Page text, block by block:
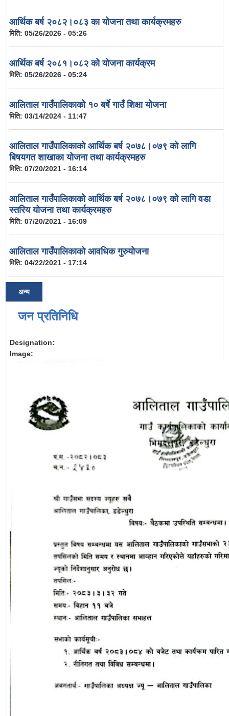
आर्थिक बर्ष २०८२।०८३ का योजना तथा कार्यक्रमहरु
मिति: 05/26/2026 - 05:26
आर्थिक बर्ष २०८१।०८२ को योजना कार्यक्रम
मिति: 05/26/2026 - 05:24
आलिताल गाउँपालिकाको १० बर्षे गाउँ शिक्षा योजना
मिति: 03/14/2024 - 11:47
आलिताल गाउँपालिकाको आर्थिक बर्ष २०७८।०७९ को लागि
बिषयगत शाखाका योजना तथा कार्यक्रमहरु
मिति: 07/20/2021 - 16:14
आलिताल गाउँपालिकाको आर्थिक बर्ष २०७८।०७९ को लागि वडा
स्तरिय योजना तथा कार्यक्रमहरु
मिति: 07/20/2021 - 16:09
आलिताल गाउँपालिकाको आवधिक गुरुयोजना
मिति: 04/22/2021 - 17:14
अन्य
जन प्रतिनिधि
Designation:
Image: